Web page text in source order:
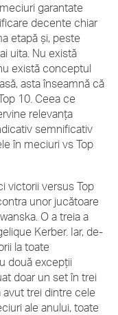
garantate
decente chiar
etapă și, peste
uita. Nu există
există conceptul
asta înseamnă că
10. Ceea ce
relevanța
semnificativ
în meciuri vs Top
victorii versus Top
unor jucătoare
O a treia a
Kerber. Iar, de-
la toate
două excepții
doar un set în trei
avut trei dintre cele
ale anului, toate